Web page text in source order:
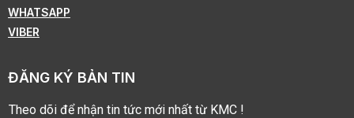
WHATSAPP
VIBER
ĐĂNG KÝ BẢN TIN
Theo dõi để nhận tin tức mới nhất từ KMC !